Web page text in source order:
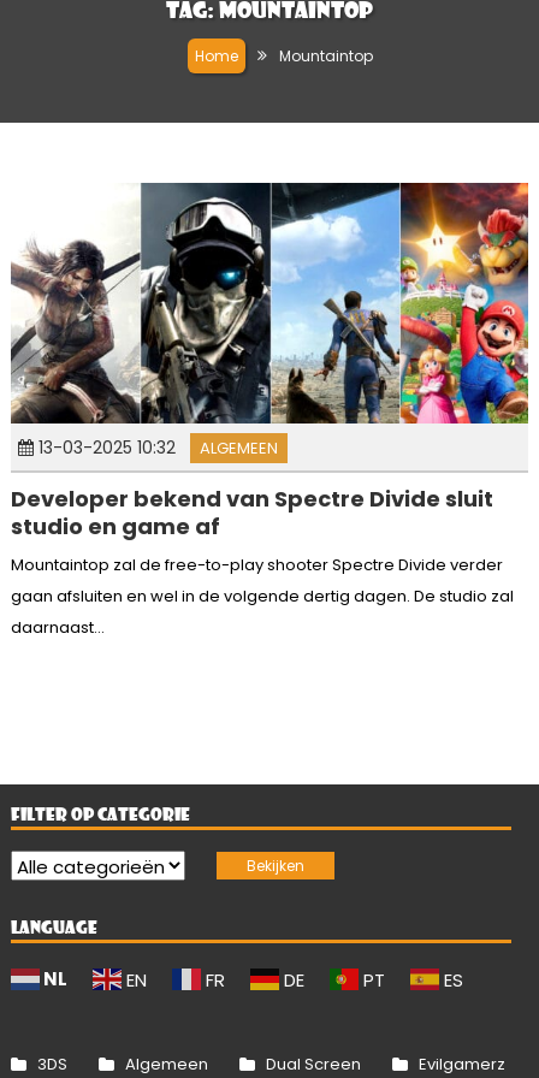
Tag: Mountaintop
Home Mountaintop
13-03-2025 10:32 ALGEMEEN
Developer bekend van Spectre Divide sluit
studio en game af
Mountaintop zal de free-to-play shooter Spectre Divide verder
gaan afsluiten en wel in de volgende dertig dagen. De studio zal
daarnaast...
FILTER OP CATEGORIE
LANGUAGE
NL EN FR DE PT ES
3DS Algemeen Dual Screen Evilgamerz